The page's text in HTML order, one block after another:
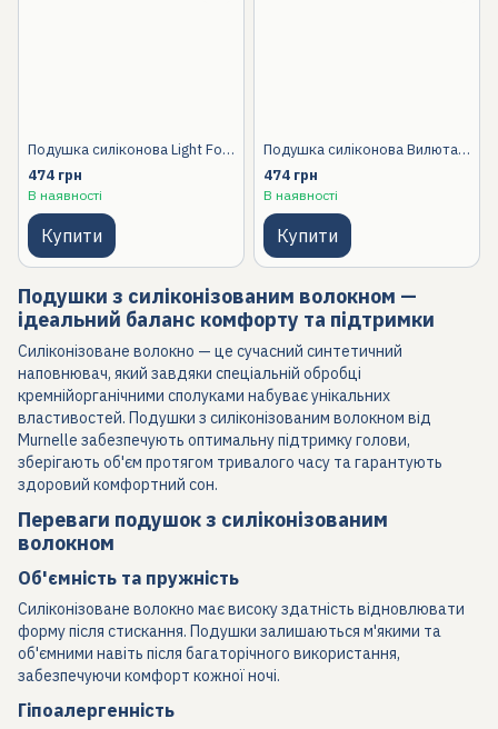
Подушка силіконова Light Foam 50х70
474 грн
В наявності
Купити
Подушка силіконова Вилюта Air Dream 50х70
474 грн
В наявності
Купити
Подушки з силіконізованим волокном —
ідеальний баланс комфорту та підтримки
Силіконізоване волокно — це сучасний синтетичний
наповнювач, який завдяки спеціальній обробці
кремнійорганічними сполуками набуває унікальних
властивостей. Подушки з силіконізованим волокном від
Murnelle забезпечують оптимальну підтримку голови,
зберігають об'єм протягом тривалого часу та гарантують
здоровий комфортний сон.
Переваги подушок з силіконізованим
волокном
Об'ємність та пружність
Силіконізоване волокно має високу здатність відновлювати
форму після стискання. Подушки залишаються м'якими та
об'ємними навіть після багаторічного використання,
забезпечуючи комфорт кожної ночі.
Гіпоалергенність